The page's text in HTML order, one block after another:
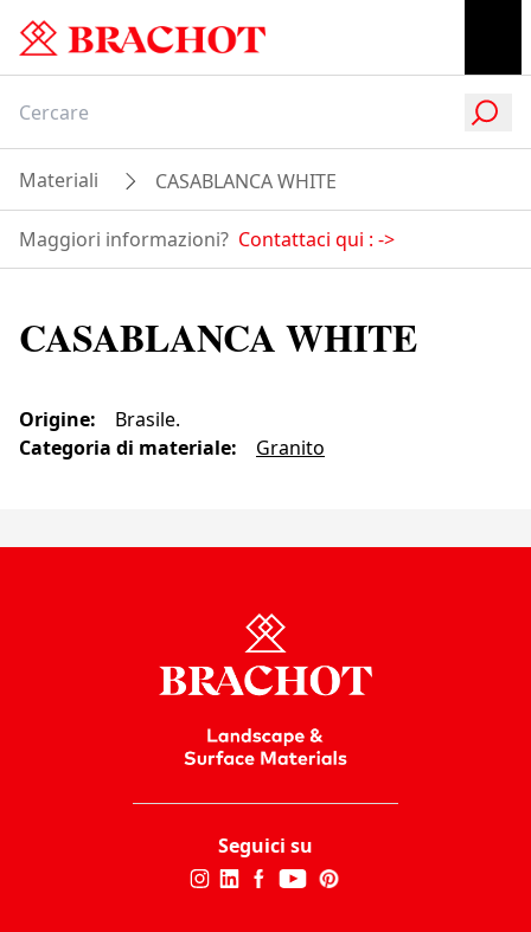
Materiali CASABLANCA WHITE
Maggiori informazioni? Contattaci qui : ->
CASABLANCA WHITE
Origine:
Brasile.
Categoria di materiale: Granito
Seguici su